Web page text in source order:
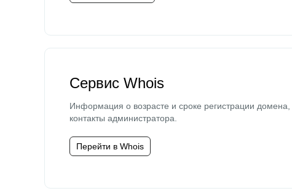
Сервис Whois
Информация о возрасте и сроке регистрации домена,
контакты администратора.
Перейти в Whois